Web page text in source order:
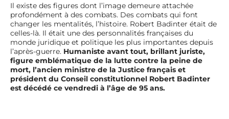
Il existe des figures dont l’image demeure attachée
profondément à des combats. Des combats qui font
changer les mentalités, l’histoire. Robert Badinter était de
celles-là. Il était une des personnalités françaises du
monde juridique et politique les plus importantes depuis
l’après-guerre. Humaniste avant tout, brillant juriste,
figure emblématique de la lutte contre la peine de
mort, l’ancien ministre de la Justice français et
président du Conseil constitutionnel Robert Badinter
est décédé ce vendredi à l’âge de 95 ans.